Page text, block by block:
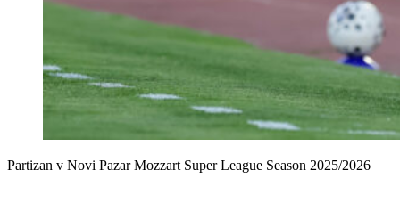
Partizan v Novi Pazar Mozzart Super League Season 2025/2026